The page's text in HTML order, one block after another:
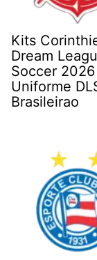
Kits
Dream
Soccer 2026 |
Uniforme
Brasileirao